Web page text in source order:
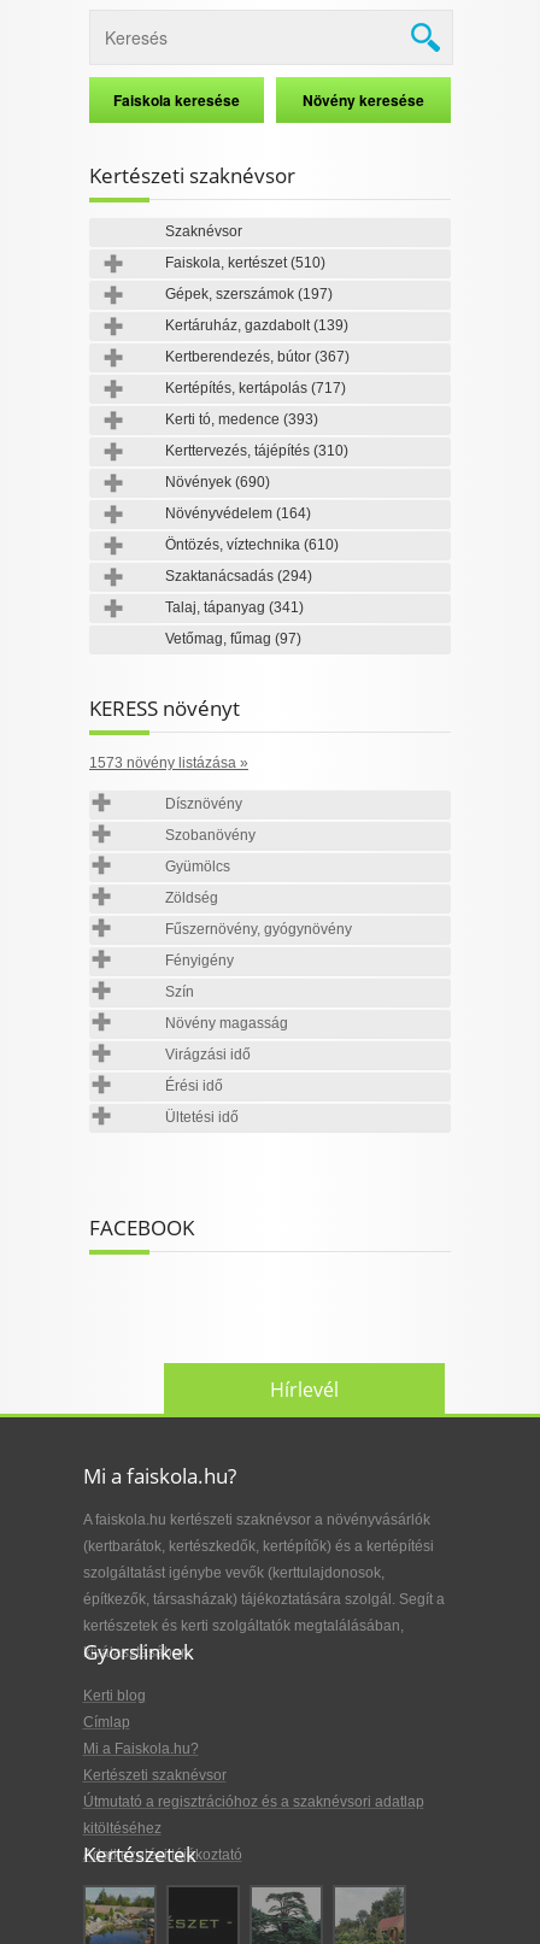
Kertészeti szaknévsor
Szaknévsor
Faiskola, kertészet(510)
Gépek, szerszámok (197)
Kertáruház, gazdabolt(139)
Kertberendezés, bútor (367)
Kertépítés, kertápolás (717)
Kerti tó, medence (393)
Kerttervezés, tájépítés (310)
Növények (690)
Növényvédelem (164)
Öntözés, víztechnika (610)
Szaktanácsadás (294)
Talaj, tápanyag (341)
Vetőmag, fűmag (97)
KERESS növényt
1573 növény listázása »
Dísznövény
Szobanövény
Gyümölcs
Zöldség
Fűszernövény, gyógynövény
Fényigény
Szín
Növény magasság
Virágzási idő
Érési idő
Ültetési idő
FACEBOOK
Hírlevél
Mi a faiskola.hu?
A faiskola.hu kertészeti szaknévsor a növényvásárlók
(kertbarátok, kertészkedők, kertépítők) és a kertépítési
szolgáltatást igénybe vevők (kerttulajdonosok,
építkezők, társasházak) tájékoztatására szolgál. Segít a
kertészetek és kerti szolgáltatók megtalálásában,
kiválasztásában.
Gyorslinkek
Kerti blog
Címlap
Mi a Faiskola.hu?
Kertészeti szaknévsor
Útmutató a regisztrációhoz és a szaknévsori adatlap
kitöltéséhez
Adatkezelési tájékoztató
Kertészetek